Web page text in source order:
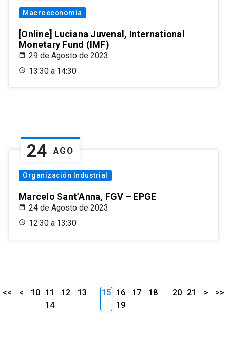
Macroeconomía
[Online] Luciana Juvenal, International
Monetary Fund (IMF)
29 de Agosto de 2023
13:30 a 14:30
24 AGO
Organización Industrial
Marcelo Sant’Anna, FGV – EPGE
24 de Agosto de 2023
12:30 a 13:30
<< < 10 11 12
13
14
15 16 17
18
19
20 21 > >>